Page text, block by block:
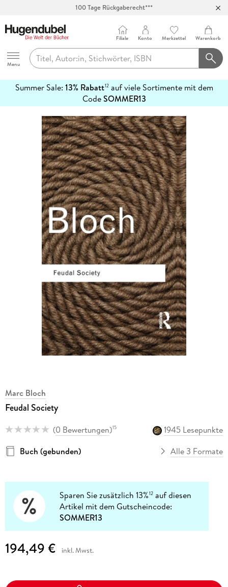
100 Tage Rückgaberecht***
Hugendubel
Menu
Filiale Konto Merkzettel Warenkorb
Summer Sale: 13% Rabatt12auf viele Sortimente mit dem
CodeSOMMER13
erfahren
Marc Bloch
Feudal Society
(0 Bewertungen)15
1945 Lesepunkte
Buch (gebunden)
Alle 3 Formate
Sparen Sie zusätzlich 13%12 auf diesen
Artikel mit dem Gutscheincode:
SOMMER13
194,49 € inkl. Mwst.